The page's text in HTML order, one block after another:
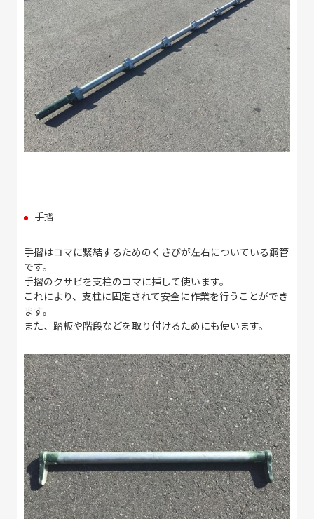
手摺
手摺はコマに緊結するためのくさびが左右についている鋼管
です。
手摺のクサビを支柱のコマに挿して使います。
これにより、支柱に固定されて安全に作業を行うことができ
ます。
また、踏板や階段などを取り付けるためにも使います。